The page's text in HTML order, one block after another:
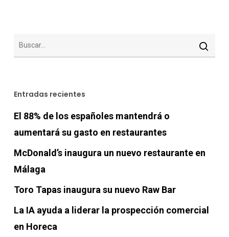
Entradas recientes
El 88% de los españoles mantendrá o
aumentará su gasto en restaurantes
McDonald’s inaugura un nuevo restaurante en
Málaga
Toro Tapas inaugura su nuevo Raw Bar
La IA ayuda a liderar la prospección comercial
en Horeca